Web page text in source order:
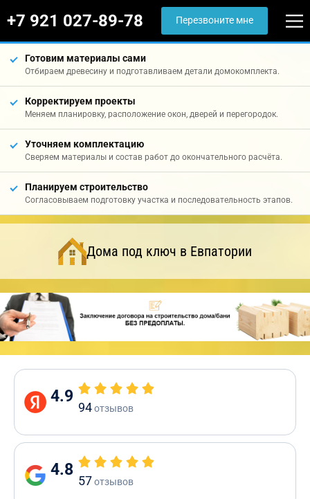
+7 921 027-89-78 Перезвоните мне
Готовим материалы сами
Отбираем древесину и подготавливаем детали домокомплекта.
Корректируем проекты
Меняем планировку, расположение окон, дверей и перегородок.
Уточняем комплектацию
Сверяем материалы и состав работ до окончательного расчёта.
Планируем строительство
Согласовываем подготовку участка и последовательность этапов.
Дома под ключ в Евпатории
4.9
94отзывов
4.8
57отзывов